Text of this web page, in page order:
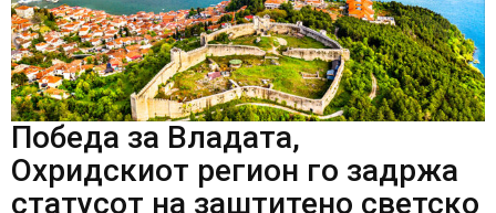
Победа за Владата,
Охридскиот регион го задржа
статусот на заштитено светско